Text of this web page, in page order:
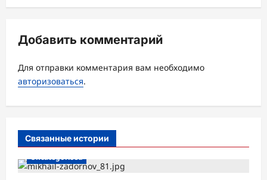
ц
я
з
а
и
Добавить комментарий
Для отправки комментария вам необходимо
авторизоваться.
Связанные истории
Uncategorised